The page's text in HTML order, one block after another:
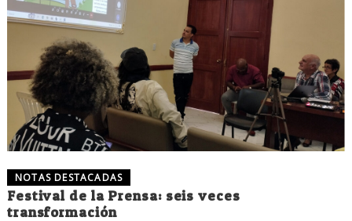
NOTAS DESTACADAS
Festival de la Prensa: seis veces
transformación